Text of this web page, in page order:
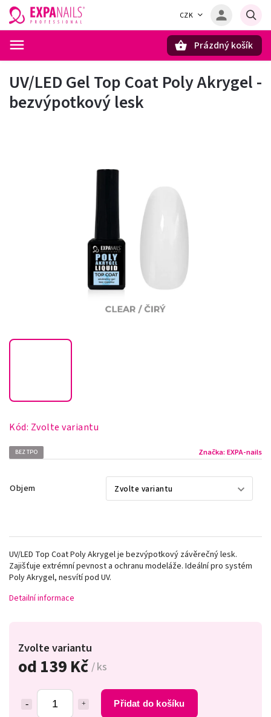
CZK
Prázdný košík
UV/LED Gel Top Coat Poly Akrygel -
bezvýpotkový lesk
Kód: Zvolte variantu
BEZ TPO Značka: EXPA-nails
Objem
od 139 Kč / ks
Přidat do košíku
Zvolte variantu
UV/LED Top Coat Poly Akrygel je bezvýpotkový závěrečný lesk.
Zajišťuje extrémní pevnost a ochranu modeláže. Ideální pro systém
Poly Akrygel, nesvítí pod UV.
Detailní informace